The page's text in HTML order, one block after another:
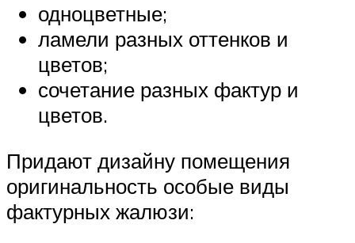
одноцветные;
ламели разных оттенков и
цветов;
сочетание разных фактур и
цветов.
Придают дизайну помещения
оригинальность особые виды
фактурных жалюзи: